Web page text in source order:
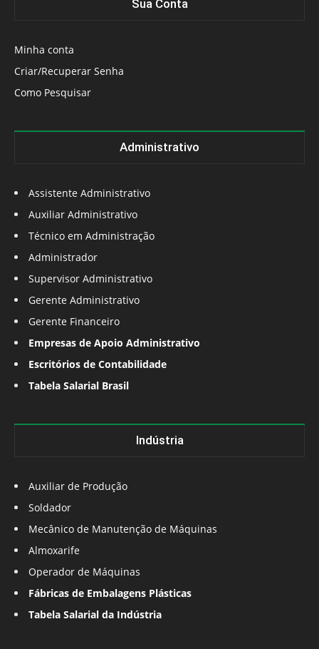
Sua Conta
Minha conta
Criar/Recuperar Senha
Como Pesquisar
Administrativo
Assistente Administrativo
Auxiliar Administrativo
Técnico em Administração
Administrador
Supervisor Administrativo
Gerente Administrativo
Gerente Financeiro
Empresas de Apoio Administrativo
Escritórios de Contabilidade
Tabela Salarial Brasil
Indústria
Auxiliar de Produção
Soldador
Mecânico de Manutenção de Máquinas
Almoxarife
Operador de Máquinas
Fábricas de Embalagens Plásticas
Tabela Salarial da Indústria